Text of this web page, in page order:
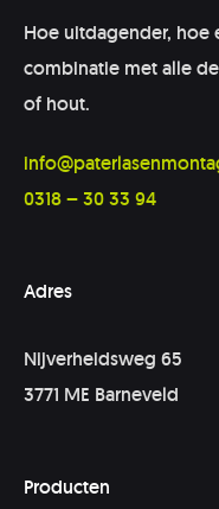
Hoe uitdagender, hoe
combinatie met alle
of hout.
0318 – 30 33 94
Adres
Nijverheidsweg 65
3771 ME Barneveld
Producten